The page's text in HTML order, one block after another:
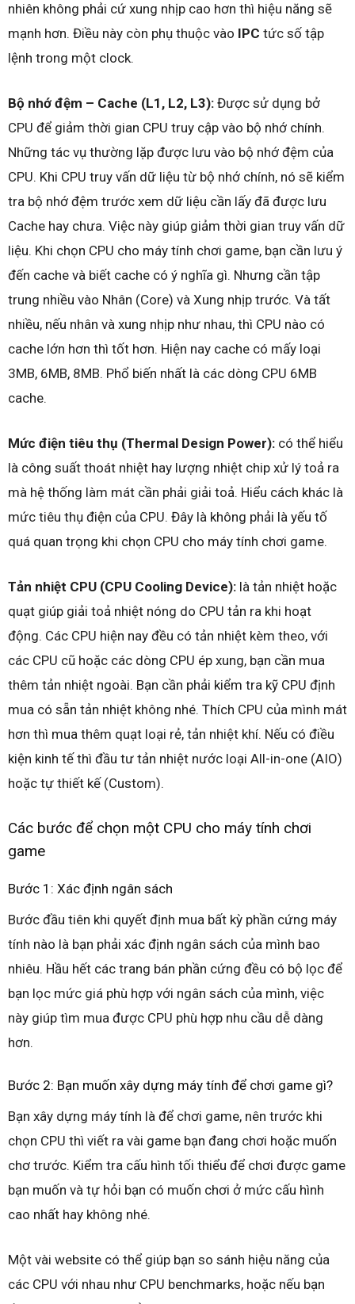
nhiên không phải cứ xung nhịp cao hơn thì hiệu năng sẽ
mạnh hơn. Điều này còn phụ thuộc vào IPC tức số tập
lệnh trong một clock.
Bộ nhớ đệm – Cache (L1, L2, L3): Được sử dụng bở
CPU để giảm thời gian CPU truy cập vào bộ nhớ chính.
Những tác vụ thường lặp được lưu vào bộ nhớ đệm của
CPU. Khi CPU truy vấn dữ liệu từ bộ nhớ chính, nó sẽ kiểm
tra bộ nhớ đệm trước xem dữ liệu cần lấy đã được lưu
Cache hay chưa. Việc này giúp giảm thời gian truy vấn dữ
liệu. Khi chọn CPU cho máy tính chơi game, bạn cần lưu ý
đến cache và biết cache có ý nghĩa gì. Nhưng cần tập
trung nhiều vào Nhân (Core) và Xung nhịp trước. Và tất
nhiều, nếu nhân và xung nhịp như nhau, thì CPU nào có
cache lớn hơn thì tốt hơn. Hiện nay cache có mấy loại
3MB, 6MB, 8MB. Phổ biến nhất là các dòng CPU 6MB
cache.
Mức điện tiêu thụ (Thermal Design Power): có thể hiểu
là công suất thoát nhiệt hay lượng nhiệt chip xử lý toả ra
mà hệ thống làm mát cần phải giải toả. Hiểu cách khác là
mức tiêu thụ điện của CPU. Đây là không phải là yếu tố
quá quan trọng khi chọn CPU cho máy tính chơi game.
Tản nhiệt CPU (CPU Cooling Device): là tản nhiệt hoặc
quạt giúp giải toả nhiệt nóng do CPU tản ra khi hoạt
động. Các CPU hiện nay đều có tản nhiệt kèm theo, với
các CPU cũ hoặc các dòng CPU ép xung, bạn cần mua
thêm tản nhiệt ngoài. Bạn cần phải kiểm tra kỹ CPU định
mua có sẵn tản nhiệt không nhé. Thích CPU của mình mát
hơn thì mua thêm quạt loại rẻ, tản nhiệt khí. Nếu có điều
kiện kinh tế thì đầu tư tản nhiệt nước loại All-in-one (AIO)
hoặc tự thiết kế (Custom).
Các bước để chọn một CPU cho máy tính chơi
game
Bước 1: Xác định ngân sách
Bước đầu tiên khi quyết định mua bất kỳ phần cứng máy
tính nào là bạn phải xác định ngân sách của mình bao
nhiêu. Hầu hết các trang bán phần cứng đều có bộ lọc để
bạn lọc mức giá phù hợp với ngân sách của mình, việc
này giúp tìm mua được CPU phù hợp nhu cầu dễ dàng
hơn.
Bước 2: Bạn muốn xây dựng máy tính để chơi game gì?
Bạn xây dựng máy tính là để chơi game, nên trước khi
chọn CPU thì viết ra vài game bạn đang chơi hoặc muốn
chơ trước. Kiểm tra cấu hình tối thiểu để chơi được game
bạn muốn và tự hỏi bạn có muốn chơi ở mức cấu hình
cao nhất hay không nhé.
Một vài website có thể giúp bạn so sánh hiệu năng của
các CPU với nhau như CPU benchmarks, hoặc nếu bạn